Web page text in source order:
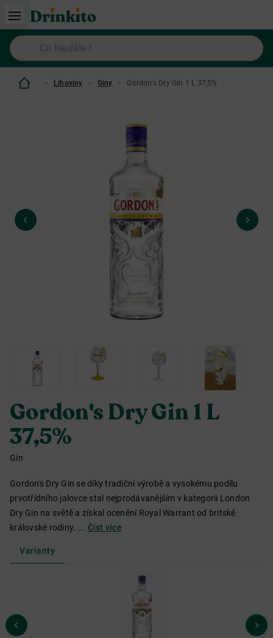
Lihoviny Giny Gordon's Dry Gin 1 L 37,5%
Gordon's Dry Gin 1 L
37,5%
Gin
Gordon's Dry Gin se díky tradiční výrobě a vysokému podílu
prvotřídního jalovce stal nejprodávanějším v kategorii London
Dry Gin na světě a získal ocenění Royal Warrant od britské
královské rodiny. ... Číst více
Varianty